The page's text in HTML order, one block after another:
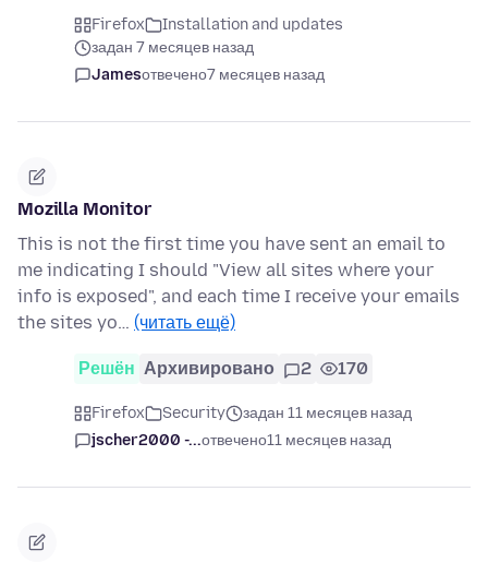
Firefox
Installation and updates
задан 7 месяцев назад
Jamesотвечено7 месяцев назад
Mozilla Monitor
This is not the first time you have sent an email to
me indicating I should "View all sites where your
info is exposed", and each time I receive your emails
the sites yo… (читать ещё)
Решён Архивировано 2 170
Firefox Security
задан 11 месяцев назад
jscher2000 -...отвечено11 месяцев назад